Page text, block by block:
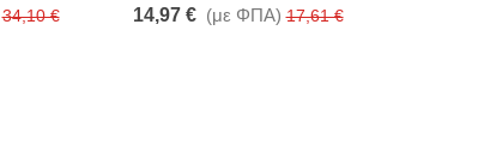
34,10 €
14,97 € (με ΦΠΑ) 17,61 €